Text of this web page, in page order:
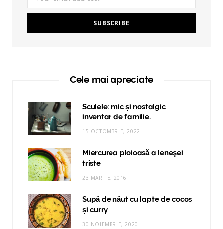
Cele mai apreciate
Sculele: mic și nostalgic
inventar de familie.
15 OCTOMBRIE, 2022
Miercurea ploioasă a leneşei
triste
23 MARTIE, 2016
Supă de năut cu lapte de cocos
și curry
30 NOIEMBRIE, 2020